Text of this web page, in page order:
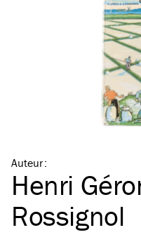
Auteur:
Henri
Rossignol